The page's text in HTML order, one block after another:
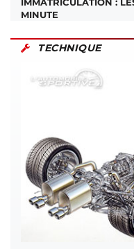
IMMATRICULATION :
MINUTE
TECHNIQUE